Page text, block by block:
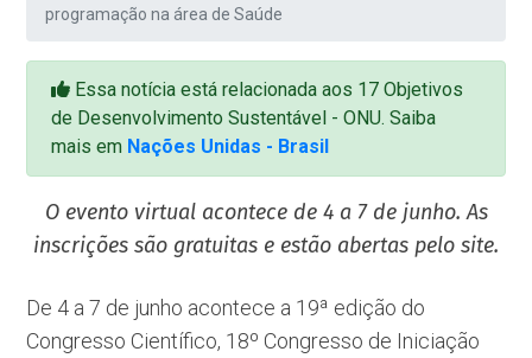
programação na área de Saúde
Essa notícia está relacionada aos 17 Objetivos
de Desenvolvimento Sustentável - ONU. Saiba
mais em Nações Unidas - Brasil
O evento virtual acontece de 4 a 7 de junho. As
inscrições são gratuitas e estão abertas pelo site.
De 4 a 7 de junho acontece a 19ª edição do
Congresso Científico, 18º Congresso de Iniciação